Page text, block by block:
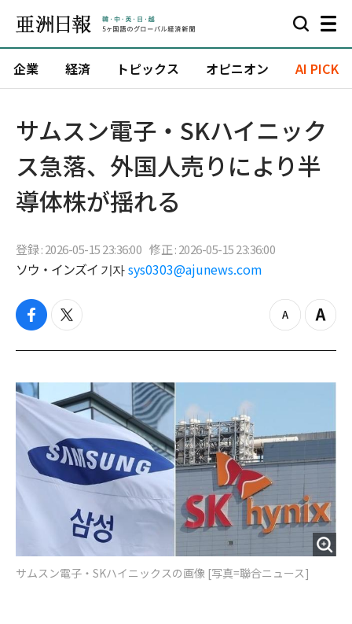
企業 経済 トピックス オピニオン AI PICK
サムスン電子・SKハイニック
ス急落、外国人売りにより半
導体株が揺れる
登録 : 2026-05-15 23:36:00 修正 : 2026-05-15 23:36:00
ソウ・インズイ 기자 sys0303@ajunews.com
f
c
b
o
o
t
i
t
e
r
z
o
o
Z
o
i
サムスン電子・SKハイニックスの画像 [写真=聯合ニュース]